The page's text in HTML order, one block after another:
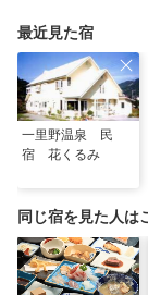
最近見た宿
一里野温泉 民
宿 花くるみ
同じ宿を見た人は